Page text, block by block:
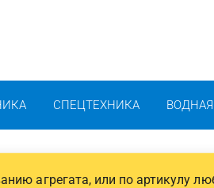
СПЕЦТЕХНИКА
агрегата, или по артикулу